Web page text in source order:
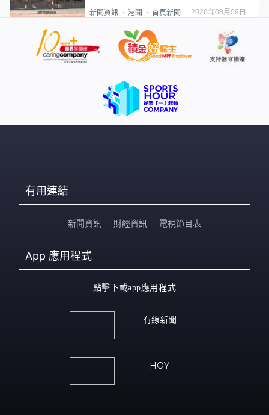
新聞資訊 港聞 首頁新聞 2026年08月09日
有用連結
新聞資訊 財經資訊 電視節目表
App 應用程式
點擊下載app應用程式
有線新聞
HOY